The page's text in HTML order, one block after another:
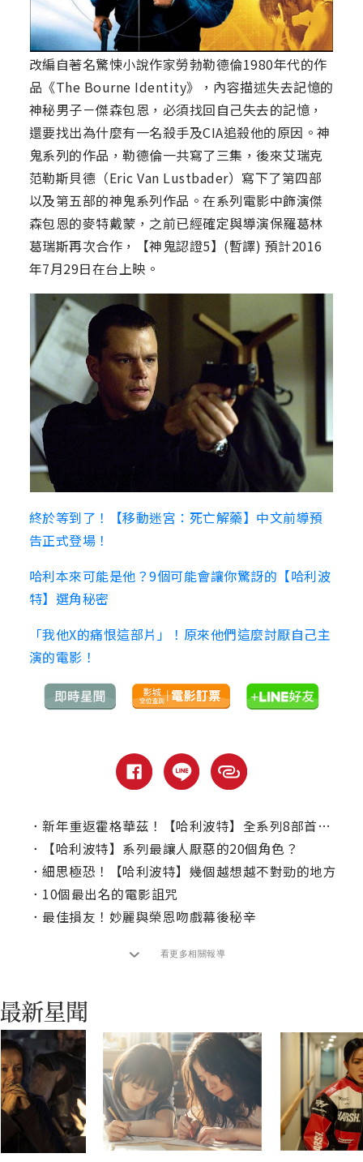
改編自著名驚悚小說作家勞勃勒德倫1980年代的作
品《The Bourne Identity》，內容描述失去記憶的
神秘男子－傑森包恩，必須找回自己失去的記憶，
還要找出為什麼有一名殺手及CIA追殺他的原因。神
鬼系列的作品，勒德倫一共寫了三集，後來艾瑞克
范勒斯貝德（Eric Van Lustbader）寫下了第四部
以及第五部的神鬼系列作品。在系列電影中飾演傑
森包恩的麥特戴蒙，之前已經確定與導演保羅葛林
葛瑞斯再次合作，【神鬼認證5】(暫譯) 預計2016
年7月29日在台上映。
終於等到了！【移動迷宮：死亡解藥】中文前導預
告正式登場！
哈利本來可能是他？9個可能會讓你驚訝的【哈利波
特】選角秘密
「我他X的痛恨這部片」！原來他們這麼討厭自己主
演的電影！
． 新年重返霍格華茲！【哈利波特】全系列8部首度聯映
．
【哈利波特】系列最讓人厭惡的20個角色？
． 細思極恐！【哈利波特】幾個越想越不對勁的地方
． 10個最出名的電影詛咒
． 最佳損友！妙麗與榮恩吻戲幕後秘辛
看更多相關報導